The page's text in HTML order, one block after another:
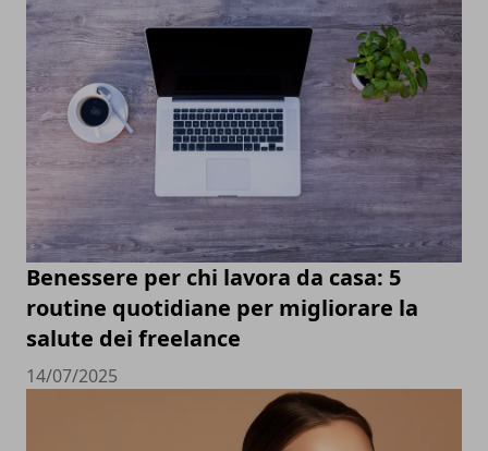
Benessere per chi lavora da casa: 5
routine quotidiane per migliorare la
salute dei freelance
14/07/2025